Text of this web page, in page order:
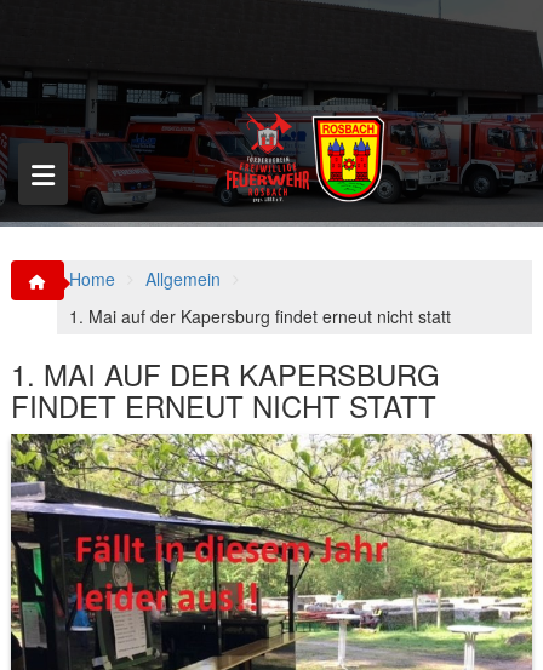
p
o
c
o
n
t
Home
Allgemein
1. Mai auf der Kapersburg findet erneut nicht statt
1. MAI AUF DER KAPERSBURG
FINDET ERNEUT NICHT STATT